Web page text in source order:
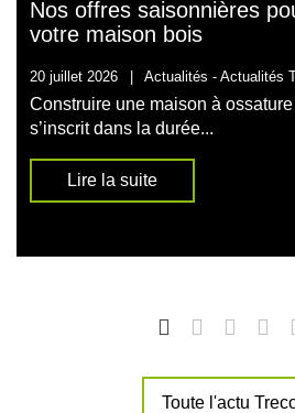
Nos offres saisonnières
votre maison bois
20 juillet 2026 Actualités - Actualités
Construire une maison à
s’inscrit dans la durée...
Lire la suite
Toute l'actu